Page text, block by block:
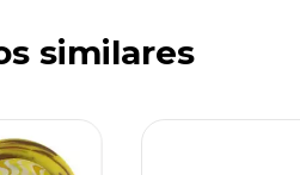
similares